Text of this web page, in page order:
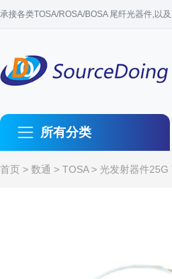
承接各类TOSA/ROSA/BOSA 尾纤光器件,以
所有分类
首页 > 数通 > TOSA> 光发射器件25G